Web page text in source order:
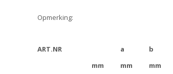
Opmerking:
ART.NR a b
mm
mm mm